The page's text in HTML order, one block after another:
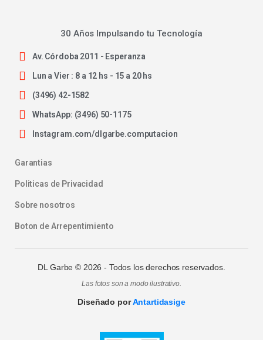
30 Años Impulsando tu Tecnología
Av. Córdoba 2011 - Esperanza
Lun a Vier : 8 a 12 hs - 15 a 20 hs
(3496) 42-1582
WhatsApp: (3496) 50-1175
Instagram.com/dlgarbe.computacion
Garantias
Politicas de Privacidad
Sobre nosotros
Boton de Arrepentimiento
DL Garbe © 2026 - Todos los derechos reservados.
Las fotos son a modo ilustrativo.
Diseñado porAntartidasige